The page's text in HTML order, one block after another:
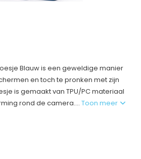
Blauw is een geweldige manier
en toch te pronken met zijn
is gemaakt van TPU/PC materiaal
rond de camera....Toon meer